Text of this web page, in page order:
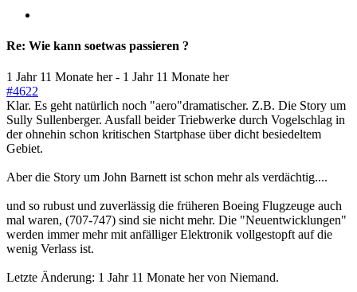
Re: Wie kann soetwas passieren ?
1 Jahr 11 Monate her- 1 Jahr 11 Monate her
#4622
Klar. Es geht natürlich noch "aero"dramatischer. Z.B. Die Story um
Sully Sullenberger. Ausfall beider Triebwerke durch Vogelschlag in
der ohnehin schon kritischen Startphase über dicht besiedeltem
Gebiet.
Aber die Story um John Barnett ist schon mehr als verdächtig....
und so rubust und zuverlässig die früheren Boeing Flugzeuge auch
mal waren, (707-747) sind sie nicht mehr. Die "Neuentwicklungen"
werden immer mehr mit anfälliger Elektronik vollgestopft auf die
wenig Verlass ist.
Letzte Änderung: 1 Jahr 11 Monate her von Niemand.